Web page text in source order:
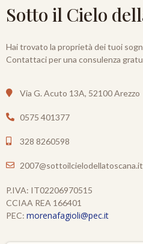
Sotto il Cielo
Hai trovato la proprietà dei tuoi
Contattaci per una consulenza
Via G. Acuto 13A, 52100 Arezzo
0575 401377
328 8260598
2007@sottoilcielodellatoscana.it
P.IVA: IT02206970515
CCIAA REA 166401
PEC: morenafagioli@pec.it